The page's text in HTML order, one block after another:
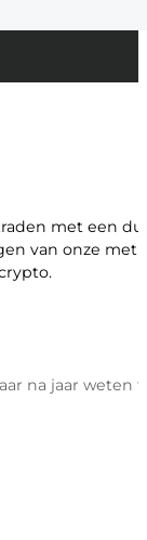
met een
van onze
na jaar weten